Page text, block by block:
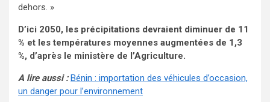
dehors. »
D’ici 2050, les précipitations devraient diminuer de 11
% et les températures moyennes augmentées de 1,3
%, d’après le ministère de l’Agriculture.
A lire aussi :Bénin : importation des véhicules d’occasion,
un danger pour l’environnement